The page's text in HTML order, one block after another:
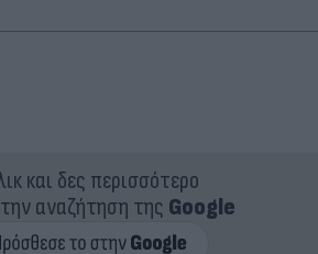
και δες περισσότερο
αναζήτηση της Google